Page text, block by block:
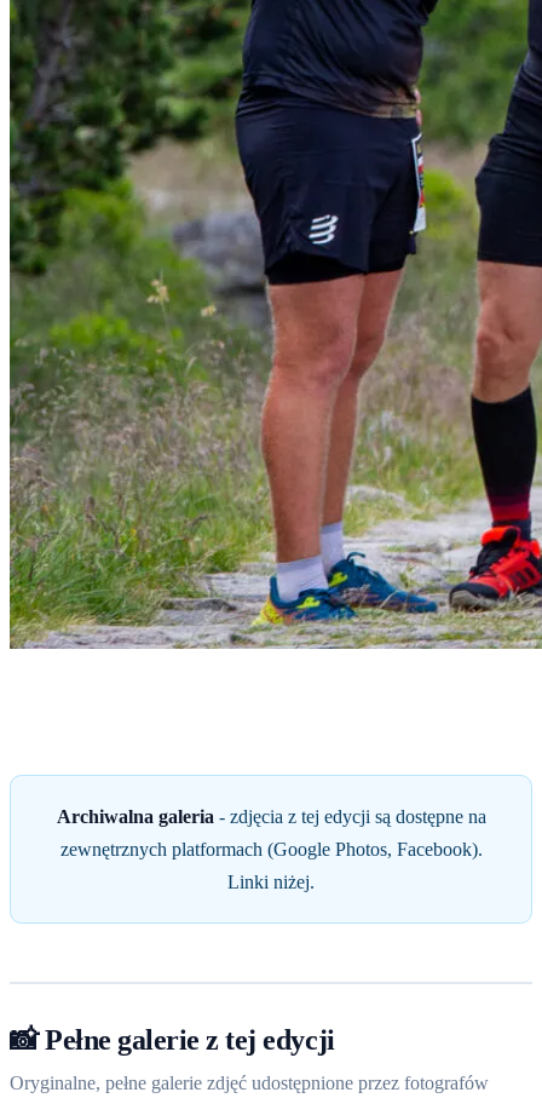
Archiwalna galeria - zdjęcia z tej edycji są dostępne na
zewnętrznych platformach (Google Photos, Facebook).
Linki niżej.
📸 Pełne galerie z tej edycji
Oryginalne, pełne galerie zdjęć udostępnione przez fotografów